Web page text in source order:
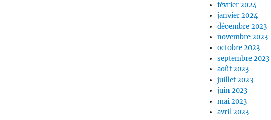
février 2024
janvier 2024
décembre 2023
novembre 2023
octobre 2023
septembre 2023
août 2023
juillet 2023
juin 2023
mai 2023
avril 2023